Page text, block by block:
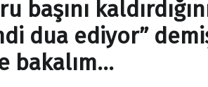
başını
dua ediyor”
bakalım…